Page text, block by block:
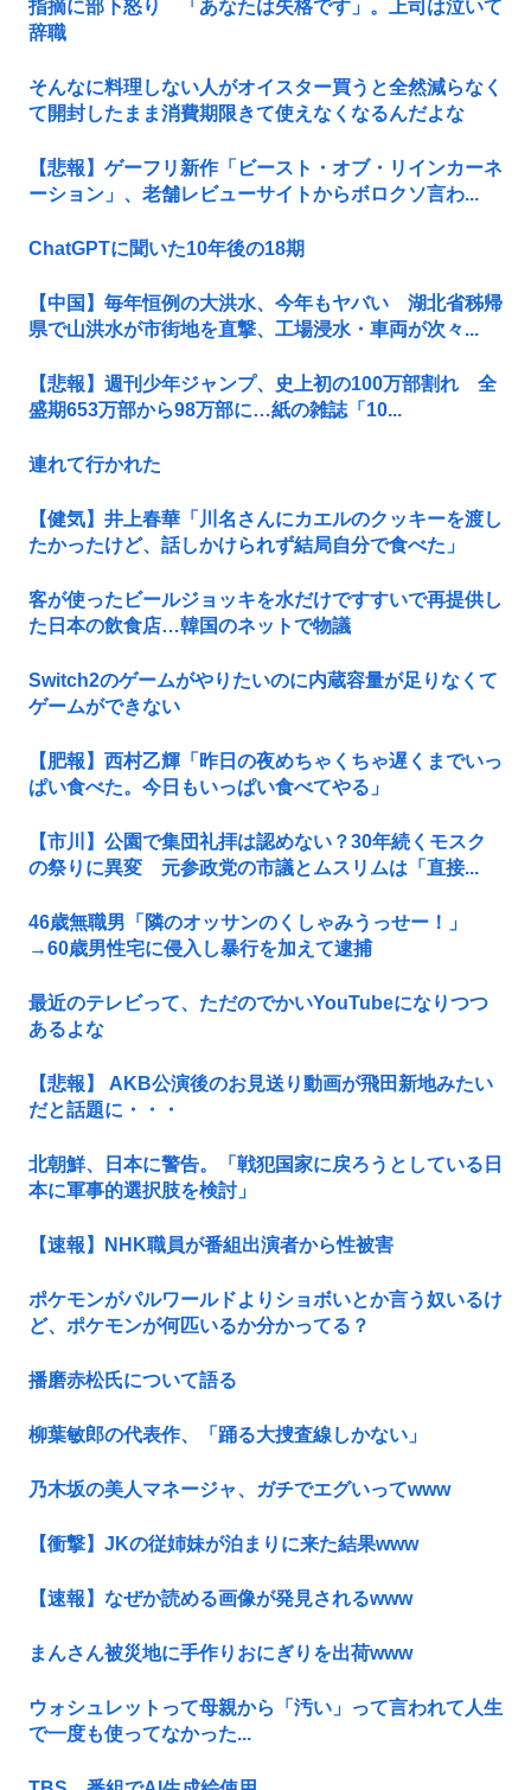
指摘に部下怒り 「あなたは失格です」。上司は泣いて
辞職
そんなに料理しない人がオイスター買うと全然減らなく
て開封したまま消費期限きて使えなくなるんだよな
【悲報】ゲーフリ新作「ビースト・オブ・リインカーネ
ーション」、老舗レビューサイトからボロクソ言わ...
ChatGPTに聞いた10年後の18期
【中国】毎年恒例の大洪水、今年もヤバい 湖北省秭帰
県で山洪水が市街地を直撃、工場浸水・車両が次々...
【悲報】週刊少年ジャンプ、史上初の100万部割れ 全
盛期653万部から98万部に…紙の雑誌「10...
連れて行かれた
【健気】井上春華「川名さんにカエルのクッキーを渡し
たかったけど、話しかけられず結局自分で食べた」
客が使ったビールジョッキを水だけですすいで再提供し
た日本の飲食店…韓国のネットで物議
Switch2のゲームがやりたいのに内蔵容量が足りなくて
ゲームができない
【肥報】西村乙輝「昨日の夜めちゃくちゃ遅くまでいっ
ぱい食べた。今日もいっぱい食べてやる」
【市川】公園で集団礼拝は認めない？30年続くモスク
の祭りに異変 元参政党の市議とムスリムは「直接...
46歳無職男「隣のオッサンのくしゃみうっせー！」
→60歳男性宅に侵入し暴行を加えて逮捕
最近のテレビって、ただのでかいYouTubeになりつつ
あるよな
【悲報】 AKB公演後のお見送り動画が飛田新地みたい
だと話題に・・・
北朝鮮、日本に警告。「戦犯国家に戻ろうとしている日
本に軍事的選択肢を検討」
【速報】NHK職員が番組出演者から性被害
ポケモンがパルワールドよりショボいとか言う奴いるけ
ど、ポケモンが何匹いるか分かってる？
播磨赤松氏について語る
柳葉敏郎の代表作、「踊る大捜査線しかない」
乃木坂の美人マネージャ、ガチでエグいってwww
【衝撃】JKの従姉妹が泊まりに来た結果www
【速報】なぜか読める画像が発見されるwww
まんさん被災地に手作りおにぎりを出荷www
ウォシュレットって母親から「汚い」って言われて人生
で一度も使ってなかった...